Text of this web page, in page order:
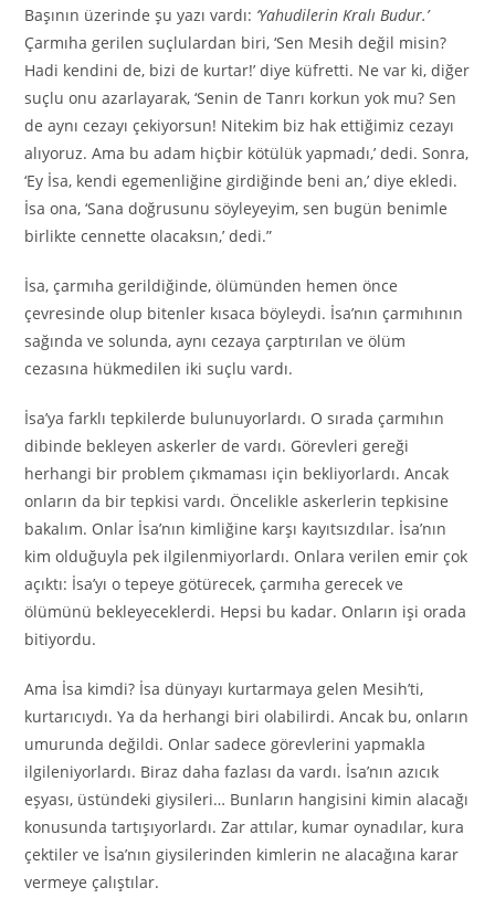
Başının üzerinde şu yazı vardı: ‘Yahudilerin Kralı Budur.’
Çarmıha gerilen suçlulardan biri, ‘Sen Mesih değil misin?
Hadi kendini de, bizi de kurtar!’ diye küfretti. Ne var ki, diğer
suçlu onu azarlayarak, ‘Senin de Tanrı korkun yok mu? Sen
de aynı cezayı çekiyorsun! Nitekim biz hak ettiğimiz cezayı
alıyoruz. Ama bu adam hiçbir kötülük yapmadı,’ dedi. Sonra,
‘Ey İsa, kendi egemenliğine girdiğinde beni an,’ diye ekledi.
İsa ona, ‘Sana doğrusunu söyleyeyim, sen bugün benimle
birlikte cennette olacaksın,’ dedi.”
İsa, çarmıha gerildiğinde, ölümünden hemen önce
çevresinde olup bitenler kısaca böyleydi. İsa’nın çarmıhının
sağında ve solunda, aynı cezaya çarptırılan ve ölüm
cezasına hükmedilen iki suçlu vardı.
İsa’ya farklı tepkilerde bulunuyorlardı. O sırada çarmıhın
dibinde bekleyen askerler de vardı. Görevleri gereği
herhangi bir problem çıkmaması için bekliyorlardı. Ancak
onların da bir tepkisi vardı. Öncelikle askerlerin tepkisine
bakalım. Onlar İsa’nın kimliğine karşı kayıtsızdılar. İsa’nın
kim olduğuyla pek ilgilenmiyorlardı. Onlara verilen emir çok
açıktı: İsa’yı o tepeye götürecek, çarmıha gerecek ve
ölümünü bekleyeceklerdi. Hepsi bu kadar. Onların işi orada
bitiyordu.
Ama İsa kimdi? İsa dünyayı kurtarmaya gelen Mesih’ti,
kurtarıcıydı. Ya da herhangi biri olabilirdi. Ancak bu, onların
umurunda değildi. Onlar sadece görevlerini yapmakla
ilgileniyorlardı. Biraz daha fazlası da vardı. İsa’nın azıcık
eşyası, üstündeki giysileri… Bunların hangisini kimin alacağı
konusunda tartışıyorlardı. Zar attılar, kumar oynadılar, kura
çektiler ve İsa’nın giysilerinden kimlerin ne alacağına karar
vermeye çalıştılar.